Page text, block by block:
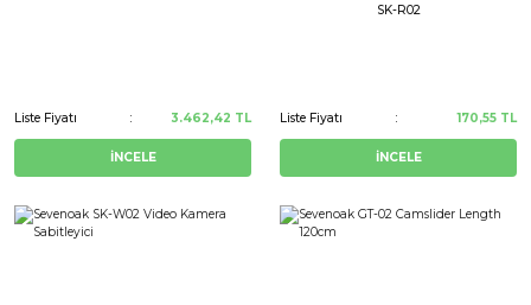
Liste Fiyatı 3.462,42 TL
İNCELE
SK-R02
Liste Fiyatı 170,55 TL
İNCELE